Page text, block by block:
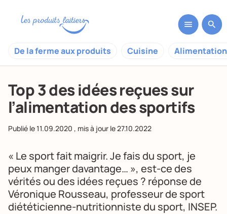
De la ferme aux produits Cuisine
Top 3 des idées reçues sur
l’alimentation des sportifs
Publié le11.09.2020 , mis à jour le27.10.2022
« Le sport fait maigrir. Je fais du sport, je
peux manger davantage… », est-ce des
vérités ou des idées reçues ? réponse de
Véronique Rousseau, professeur de sport
diététicienne-nutritionniste du sport, INSEP.